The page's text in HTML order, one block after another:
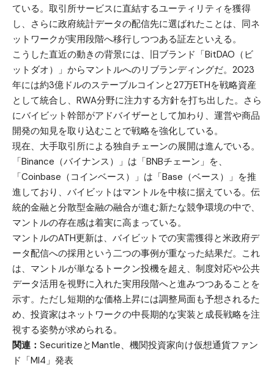
ている。取引所サービスに直結するユーティリティを獲得
し、さらに政府統計データの配信先に選ばれたことは、同ネ
ットワークが実用段階へ移行しつつある証左といえる。
こうした直近の動きの背景には、旧ブランド「BitDAO（ビ
ットダオ）」からマントルへのリブランディングだ。2023
年には約3億ドルのステーブルコインと27万ETHを戦略資産
として統合し、RWA分野に注力する方針を打ち出した。さら
にバイビット幹部がアドバイザーとして加わり、運営や商品
開発の知見を取り込むことで戦略を強化している。
現在、大手取引所による独自チェーンの展開は進んでいる。
「Binance（バイナンス）」は「BNBチェーン」を、
「Coinbase（コインベース）」は「Base（ベース）」を推
進しており、バイビットはマントルを中核に据えている。伝
統的金融と分散型金融の融合が進む新たな競争環境の中で、
マントルの存在感は着実に高まっている。
マントルのATH更新は、バイビットでの実需獲得と米政府デ
ータ配信への採用という二つの事例が重なった結果だ。これ
は、マントルが単なるトークン投機を超え、制度対応や公共
データ活用を視野に入れた実用段階へと進みつつあることを
示す。ただし短期的な価格上昇には調整局面も予想されるた
め、投資家はネットワークの中長期的な実装と成長戦略を注
視する姿勢が求められる。
関連： SecuritizeとMantle、機関投資家向け仮想通貨ファン
ド「MI4」発表